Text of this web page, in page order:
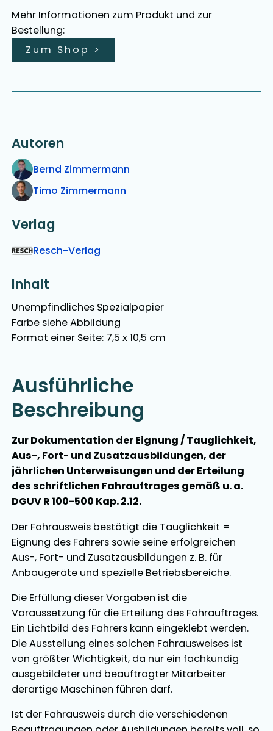
Mehr Informationen zum Produkt und zur
Bestellung:
Zum Shop >
Autoren
Bernd Zimmermann
Timo Zimmermann
Verlag
Resch-Verlag
Inhalt
Unempfindliches Spezialpapier
Farbe siehe Abbildung
Format einer Seite: 7,5 x 10,5 cm
Ausführliche
Beschreibung
Zur Dokumentation der Eignung / Tauglichkeit,
Aus-, Fort- und Zusatzausbildungen, der
jährlichen Unterweisungen und der Erteilung
des schriftlichen Fahrauftrages gemäß u. a.
DGUV R 100-500 Kap. 2.12.
Der Fahrausweis bestätigt die Tauglichkeit =
Eignung des Fahrers sowie seine erfolgreichen
Aus-, Fort- und Zusatzausbildungen z. B. für
Anbaugeräte und spezielle Betriebsbereiche.
Die Erfüllung dieser Vorgaben ist die
Voraussetzung für die Erteilung des Fahrauftrages.
Ein Lichtbild des Fahrers kann eingeklebt werden.
Die Ausstellung eines solchen Fahrausweises ist
von größter Wichtigkeit, da nur ein fachkundig
ausgebildeter und beauftragter Mitarbeiter
derartige Maschinen führen darf.
Ist der Fahrausweis durch die verschiedenen